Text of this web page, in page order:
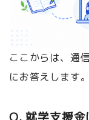
ここからは、通
にお答えします。
Q. 就学支援金